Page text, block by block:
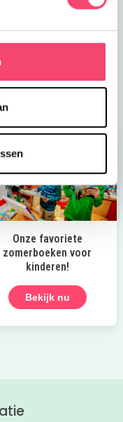
Onze favoriete
zomerboeken voor
kinderen!
Bekijk nu